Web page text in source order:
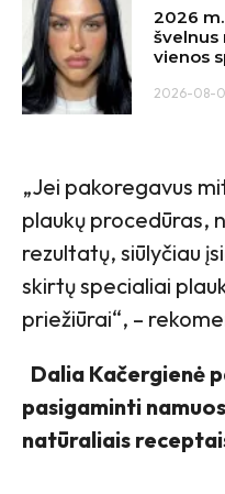
2026
švelnus
vienos
2026-08-
„Jei pakoregavus
plaukų procedūras,
rezultatų, siūlyčiau
skirtų specialiai
priežiūrai“, –
Dalia Kačergienė
pasigaminti
natūraliais